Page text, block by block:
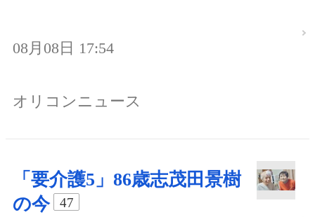
08月08日 17:54
オリコンニュース
「要介護5」86歳志茂田景樹
の今
47